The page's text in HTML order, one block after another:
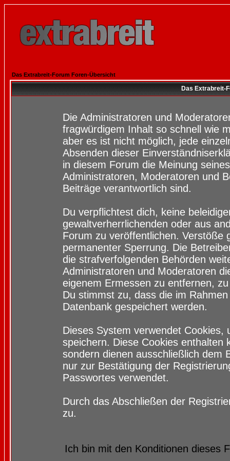
Das Extrabreit-Forum Foren-Übersicht
Das Extrabreit-
Die Administratoren und
fragwürdigem Inhalt so schnell wie
aber es ist nicht möglich, jede
Absenden dieser
in diesem Forum die Meinung
Administratoren, Moderatoren und
Beiträge verantwortlich sind.
Du verpflichtest dich, keine
gewaltverherrlichenden oder aus
Forum zu veröffentlichen. Verstöße
permanenter Sperrung. Die
die strafverfolgenden Behörden
Administratoren und Moderatoren
eigenem Ermessen zu entfernen,
Du stimmst zu, dass die im
Datenbank gespeichert werden.
Dieses System verwendet
speichern. Diese Cookies enthalten
sondern dienen ausschließlich dem
nur zur Bestätigung der
Passwortes verwendet.
Durch das Abschließen der
zu.
Ich bin mit den Konditionen dieses